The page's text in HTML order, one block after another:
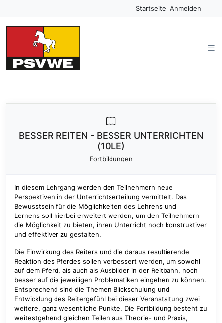
Startseite Anmelden
BESSER REITEN - BESSER UNTERRICHTEN
(10LE)
Fortbildungen
In diesem Lehrgang werden den Teilnehmern neue
Perspektiven in der Unterrichtserteilung vermittelt. Das
Bewusstsein für die Möglichkeiten des Lehrens und
Lernens soll hierbei erweitert werden, um den Teilnehmern
die Möglichkeit zu bieten, ihren Unterricht noch konstruktiver
und effektiver zu gestalten.
Die Einwirkung des Reiters und die daraus resultierende
Reaktion des Pferdes sollen verbessert werden, um sowohl
auf dem Pferd, als auch als Ausbilder in der Reitbahn, noch
besser auf die jeweiligen Problematiken eingehen zu können.
Entsprechend sind die Themen Blickschulung und
Entwicklung des Reitergefühl bei dieser Veranstaltung zwei
weitere, ganz wesentliche Punkte. Die Fortbildung besteht zu
weitestgehend gleichen Teilen aus Theorie- und Praxis,